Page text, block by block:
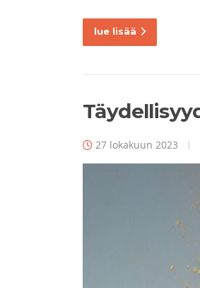
lue lisää
27 lokakuun 2023